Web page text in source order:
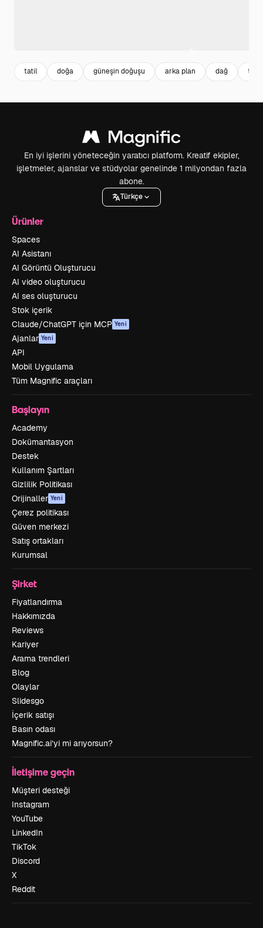
tatil doğa güneşin doğuşu arka plan dağ tatil
En iyi işlerini yöneteceğin yaratıcı platform. Kreatif ekipler,
işletmeler, ajanslar ve stüdyolar genelinde 1 milyondan fazla
abone.
Türkçe
Ürünler
Spaces
AI Asistanı
AI Görüntü Oluşturucu
AI video oluşturucu
AI ses oluşturucu
Stok içerik
Claude/ChatGPT için MCP Yeni
Ajanlar Yeni
API
Mobil Uygulama
Tüm Magnific araçları
Başlayın
Academy
Dokümantasyon
Destek
Kullanım Şartları
Gizlilik Politikası
Orijinaller Yeni
Çerez politikası
Güven merkezi
Satış ortakları
Kurumsal
Şirket
Fiyatlandırma
Hakkımızda
Reviews
Kariyer
Arama trendleri
Blog
Olaylar
Slidesgo
İçerik satışı
Basın odası
Magnific.ai’yi mi arıyorsun?
İletişime geçin
Müşteri desteği
Instagram
YouTube
LinkedIn
TikTok
Discord
X
Reddit